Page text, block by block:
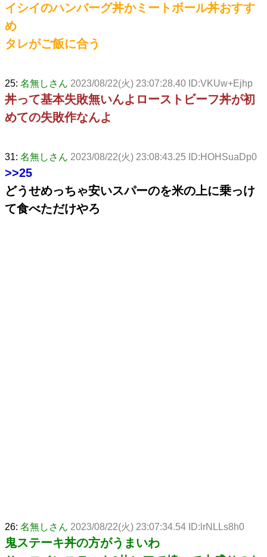
イシイのハンバーグ丼かミートボール丼おすす
め
タレがご飯に合う
25: 名無しさん 2023/08/22(火) 23:07:28.40 ID:VKUw+Ejhp
丼って基本失敗無いんよローストビーフ丼が初
めての失敗作なんよ
31: 名無しさん 2023/08/22(火) 23:08:43.25 ID:HOHSuaDp0
>>25
どうせめっちゃ安いスパーのを米の上に乗っけ
て食べただけやろ
26: 名無しさん 2023/08/22(火) 23:07:34.54 ID:lrNLLs8h0
鬼ステーキ丼の方がうまいわ